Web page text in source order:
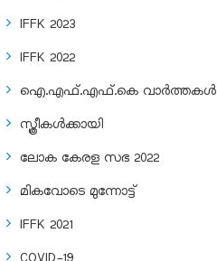
IFFK 2023
IFFK 2022
ഐ.എഫ്.എഫ്.കെ വാർത്തകൾ
സ്ത്രീകൾക്കായി
ലോക കേരള സഭ 2022
മികവോടെ മുന്നോട്ട്
IFFK 2021